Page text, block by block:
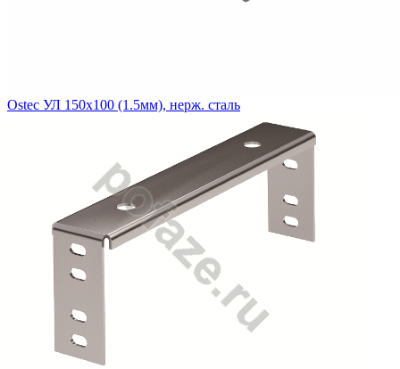
Ostec УЛ 150х100 (1.5мм), нерж. сталь